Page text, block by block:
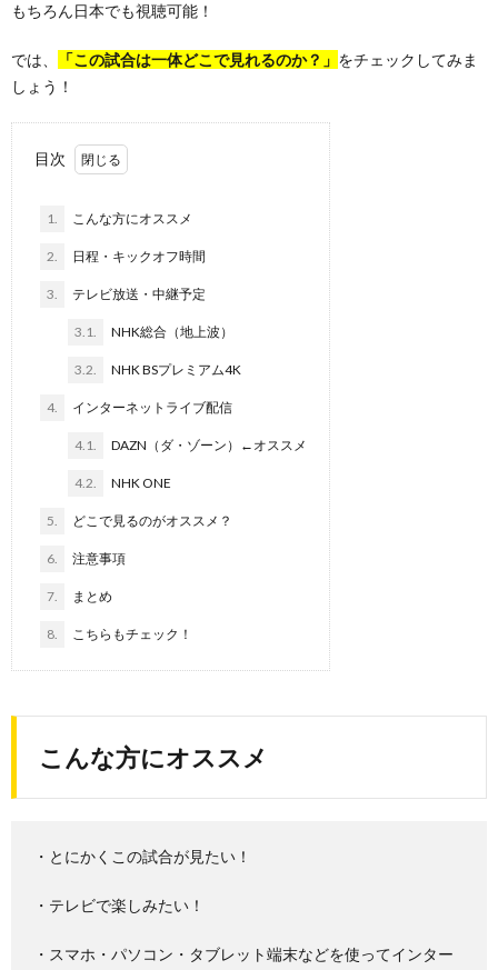
もちろん日本でも視聴可能！
では、 「この試合は一体どこで見れるのか？」 をチェックしてみま
しょう！
目次
1. こんな方にオススメ
2. 日程・キックオフ時間
3. テレビ放送・中継予定
3.1. NHK総合（地上波）
3.2. NHK BSプレミアム4K
4. インターネットライブ配信
4.1. DAZN（ダ・ゾーン）←オススメ
4.2. NHK ONE
5. どこで見るのがオススメ？
6. 注意事項
7. まとめ
8. こちらもチェック！
こんな方にオススメ
・とにかくこの試合が見たい！
・テレビで楽しみたい！
・スマホ・パソコン・タブレット端末などを使ってインター